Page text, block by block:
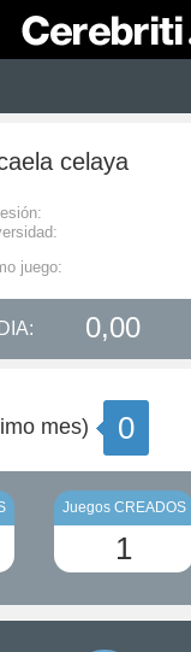
celaya
juego:
0,00
mes) 0
Juegos CREADOS
1